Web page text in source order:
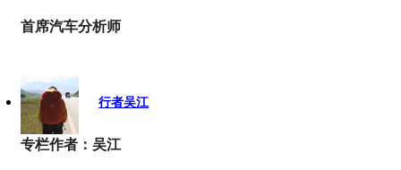
首席汽车分析师
行者吴江
专栏作者：吴江